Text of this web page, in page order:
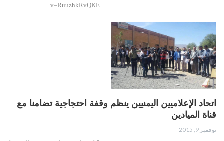
v=RuuzhkRvQKE
اتحاد الإعلاميين اليمنيين ينظم وقفة احتجاجية تضامنا مع
قناة الميادين
نوفمبر 9, 2015